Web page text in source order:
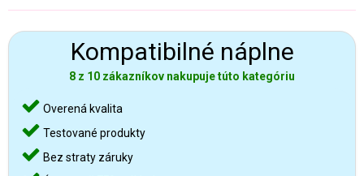
Kompatibilné náplne
8 z 10 zákazníkov nakupuje túto kategóriu
Overená kvalita
Testované produkty
Bez straty záruky